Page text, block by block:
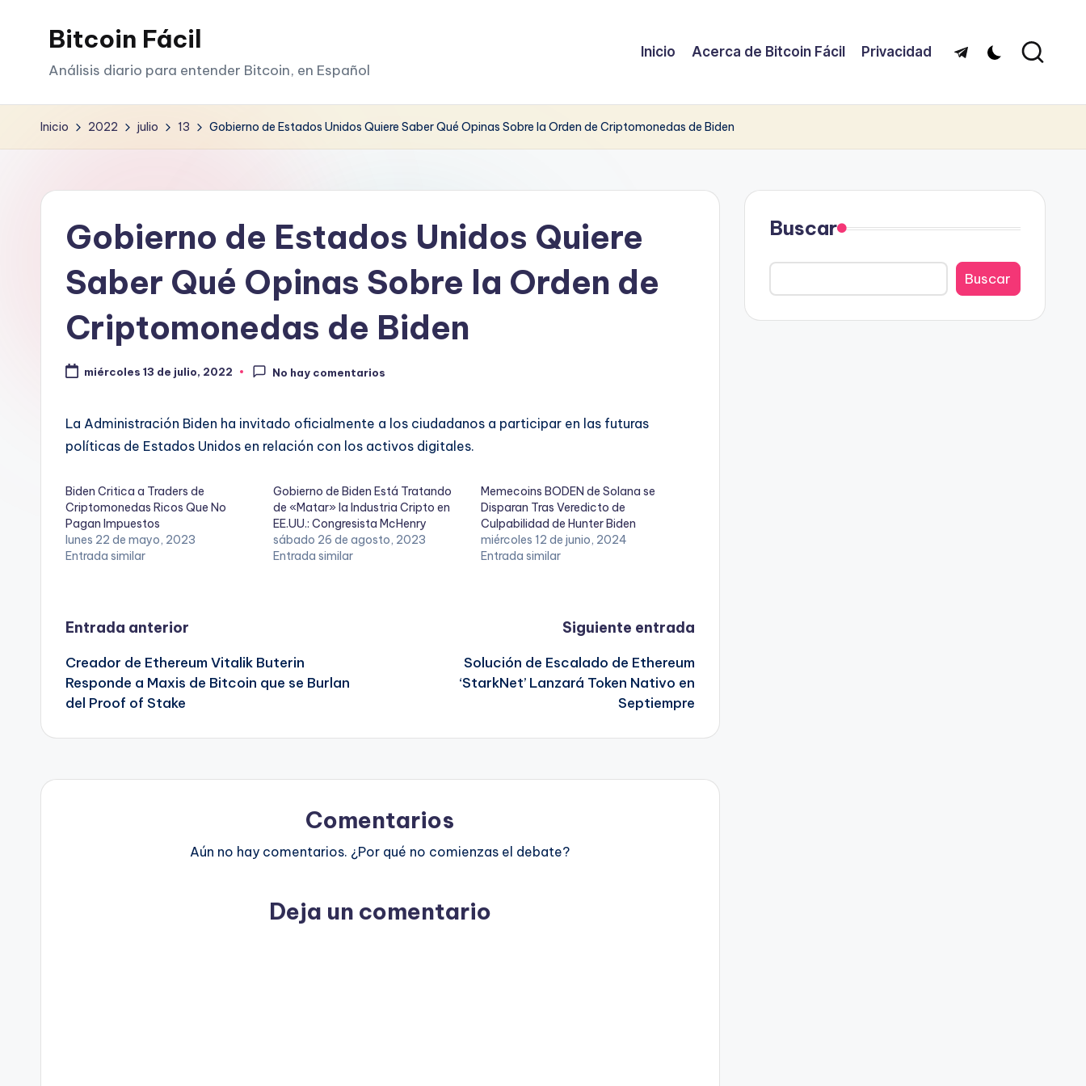
Bitcoin Fácil
Análisis diario para entender Bitcoin, en Español
Inicio Acerca de Bitcoin Fácil Privacidad Telegram
Inicio 2022 julio 13 Gobierno de Estados Unidos Quiere Saber Qué Opinas Sobre la Orden de Criptomonedas de Biden
Gobierno de Estados Unidos Quiere
Saber Qué Opinas Sobre la Orden de
Criptomonedas de Biden
miércoles 13 de julio, 2022 No hay comentarios
La Administración Biden ha invitado oficialmente a los ciudadanos a participar en las futuras
políticas de Estados Unidos en relación con los activos digitales.
Biden Critica a Traders de
Criptomonedas Ricos Que No
Pagan Impuestos
lunes 22 de mayo, 2023
Entrada similar
Gobierno de Biden Está Tratando
de «Matar» la Industria Cripto en
EE.UU.: Congresista McHenry
sábado 26 de agosto, 2023
Entrada similar
Memecoins BODEN de Solana se
Disparan Tras Veredicto de
Culpabilidad de Hunter Biden
miércoles 12 de junio, 2024
Entrada similar
Navegación
de
entradas
Entrada anterior
Creador de Ethereum Vitalik Buterin
Responde a Maxis de Bitcoin que se Burlan
del Proof of Stake
Siguiente entrada
Solución de Escalado de Ethereum
‘StarkNet’ Lanzará Token Nativo en
Septiempre
Comentarios
Aún no hay comentarios. ¿Por qué no comienzas el debate?
Deja un comentario
Buscar
Buscar